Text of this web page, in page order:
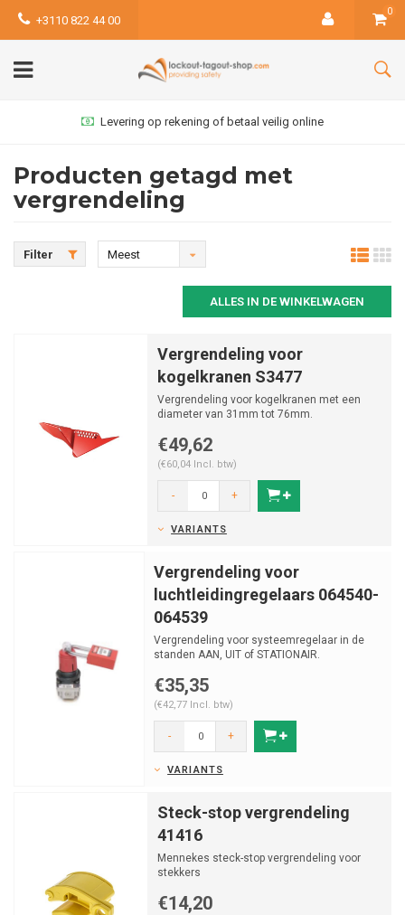
+3110 822 44 00
0
Levering op rekening of betaal veilig online
Producten getagd met
vergrendeling
Filter
Meest
ALLES IN DE WINKELWAGEN
Vergrendeling voor
kogelkranen S3477
Vergrendeling voor kogelkranen met een
diameter van 31mm tot 76mm.
€49,62
(€60,04 Incl. btw)
- +
VARIANTS
Vergrendeling voor
luchtleidingregelaars 064540-
064539
Vergrendeling voor systeemregelaar in de
standen AAN, UIT of STATIONAIR.
€35,35
(€42,77 Incl. btw)
- +
VARIANTS
Steck-stop vergrendeling
41416
Mennekes steck-stop vergrendeling voor
stekkers
€14,20